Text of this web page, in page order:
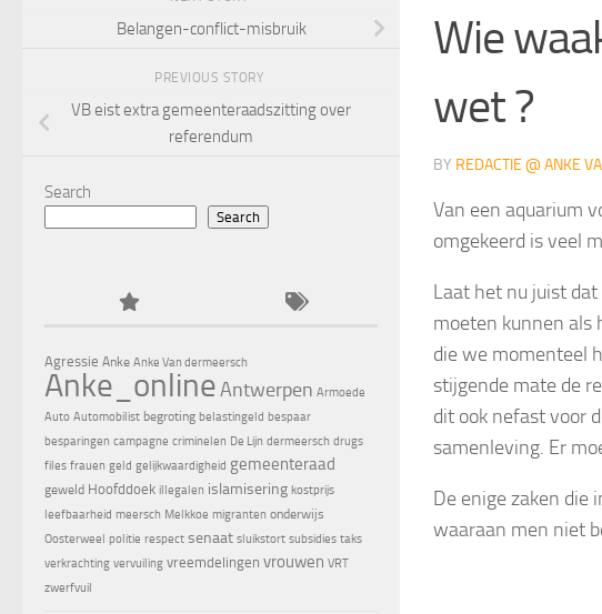
Wie
wet ?
BY REDACTIE @ ANKE
Van een aquarium
omgekeerd is veel
Laat het nu juist
moeten kunnen als
die we momenteel
stijgende mate de
dit ook nefast voor
samenleving. Er
De enige zaken die
waaraan men niet
Belangen-conflict-misbruik
PREVIOUS STORY
VB eist extra gemeenteraadszitting over
referendum
Search
Search
Agressie Anke Anke Van dermeersch
Anke_onlineAntwerpen Armoede
Auto Automobilist begroting belastingeld bespaar
besparingen campagne criminelen De Lijn dermeersch drugs
files frauen geld gelijkwaardigheid gemeenteraad
geweld Hoofddoek illegalen islamisering kostprijs
leefbaarheid meersch Melkkoe migranten onderwijs
Oosterweel politie respect senaat sluikstort subsidies taks
verkrachting vervuiling vreemdelingen vrouwen VRT
zwerfvuil